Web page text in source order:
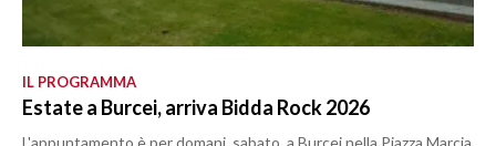
IL PROGRAMMA
Estate a Burcei, arriva Bidda Rock 2026
L'appuntamento è per domani, sabato, a Burcei nella Piazza Marcia